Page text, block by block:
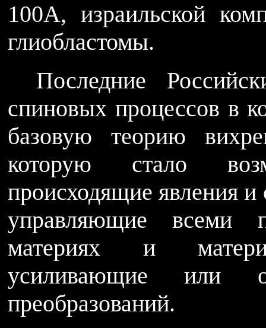
100A, израильской
глиобластомы.
Последние
спиновых процессов в
базовую теорию
которую стало
происходящие явления
управляющие всеми
материях и
усиливающие или
преобразований.